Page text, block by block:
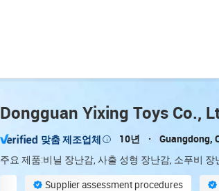
Dongguan Yixing Toys Co.,
맞춤 제조업체 10년 Guangdong,
주요 제품:비닐 장난감, 사출 성형 장난감, 소푸비 장
Supplier assessment procedures